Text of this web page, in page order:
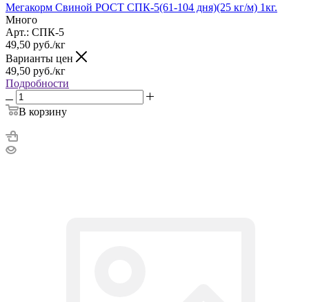
Мегакорм Свиной РОСТ СПК-5(61-104 дня)(25 кг/м) 1кг.
Много
Арт.: СПК-5
49,50 руб./кг
Варианты цен
49,50 руб./кг
Подробности
В корзину